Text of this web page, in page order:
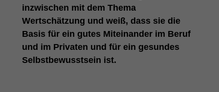
inzwischen mit dem Thema
Wertschätzung und weiß, dass sie die
Basis für ein gutes Miteinander im Beruf
und im Privaten und für ein gesundes
Selbstbewusstsein ist.